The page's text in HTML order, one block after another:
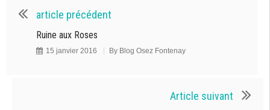
article précédent
Ruine aux Roses
15 janvier 2016 By Blog Osez Fontenay
Article suivant